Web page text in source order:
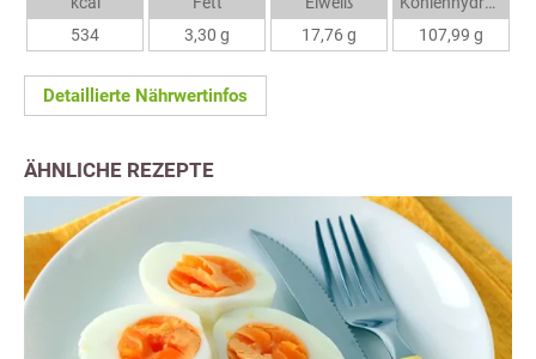
534
3,30 g
17,76 g
107,99 g
Detaillierte Nährwertinfos
ÄHNLICHE REZEPTE